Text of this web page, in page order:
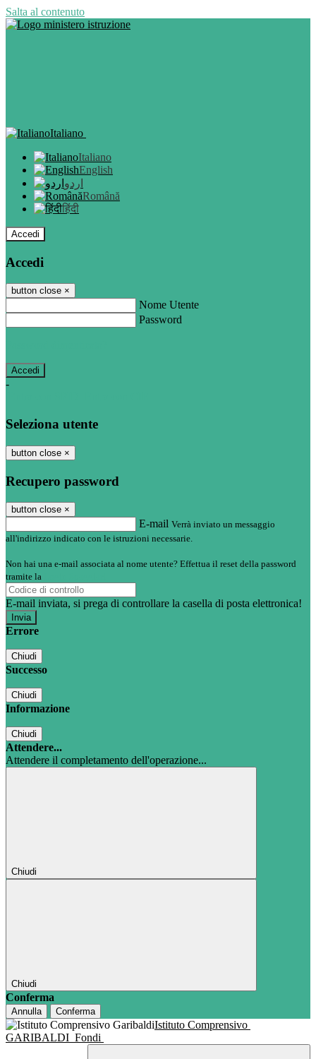
Salta al contenuto
Italiano
Italiano
English
اردو
Română
हिंदी
Accedi
Accedi
button close ×
Nome Utente
Password
-
Seleziona utente
button close ×
Recupero password
button close ×
E-mail Verrà inviato un messaggio
all'indirizzo indicato con le istruzioni necessarie.
Non hai una e-mail associata al nome utente? Effettua il reset della password
tramite la
E-mail inviata, si prega di controllare la casella di posta elettronica!
Errore
Chiudi
Successo
Chiudi
Informazione
Chiudi
Attendere...
Attendere il completamento dell'operazione...
Chiudi
Chiudi
Conferma
Annulla Conferma
Istituto Comprensivo
GARIBALDI Fondi